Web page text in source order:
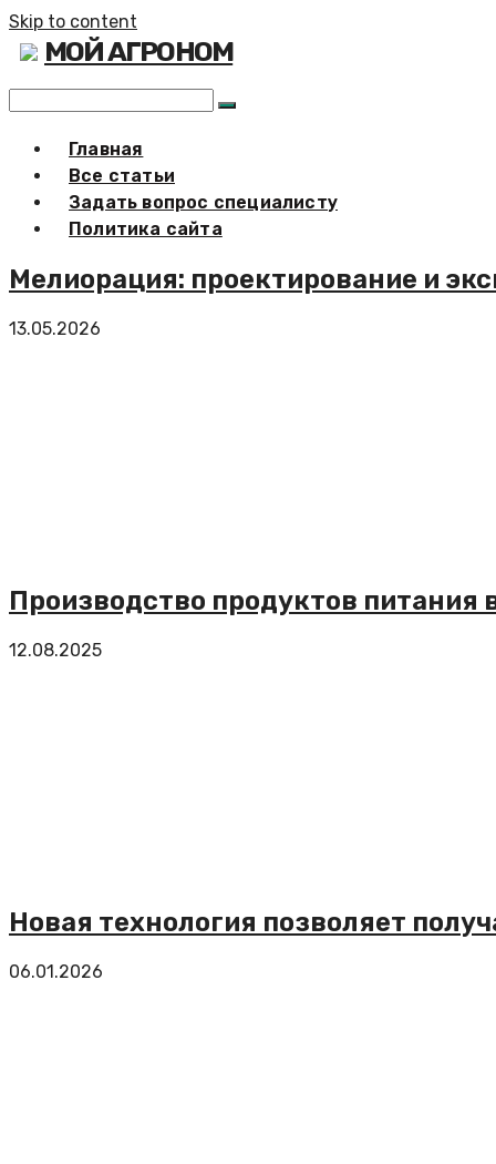
Skip to content
МОЙ АГРОНОМ
Главная
Все статьи
Задать вопрос специалисту
Политика сайта
Мелиорация: проектирование и
13.05.2026
Производство продуктов питания
12.08.2025
Новая технология позволяет
06.01.2026